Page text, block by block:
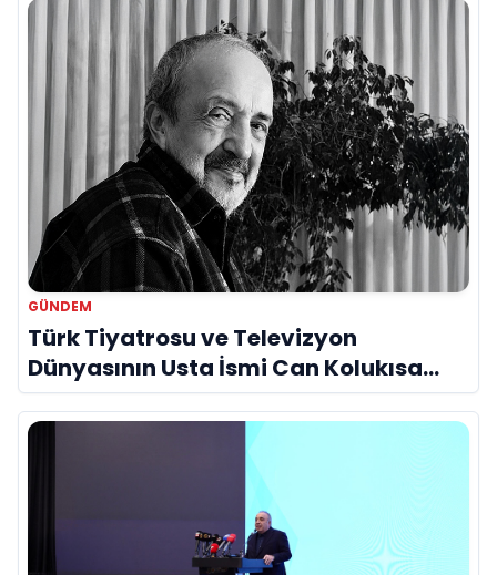
GÜNDEM
Türk Tiyatrosu ve Televizyon
Dünyasının Usta İsmi Can Kolukısa
Hayatını Kaybetti